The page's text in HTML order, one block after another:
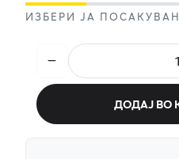
ИЗБЕРИ ЈА
ДОДАЈ ВО